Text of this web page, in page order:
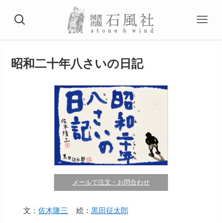
昭和二十年八さいの日記
メールで注文・お問合わせ
文：佐木隆三 絵： 黒田征太郎